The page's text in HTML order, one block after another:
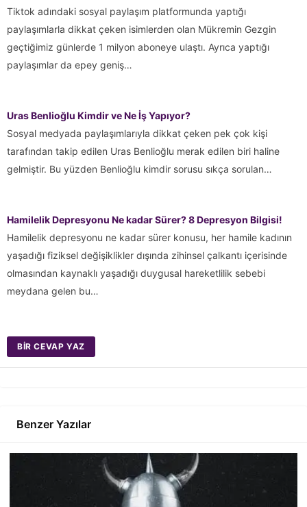
Tiktok adındaki sosyal paylaşım platformunda yaptığı
paylaşımlarla dikkat çeken isimlerden olan Mükremin Gezgin
geçtiğimiz günlerde 1 milyon aboneye ulaştı. Ayrıca yaptığı
paylaşımlar da epey geniş…
Uras Benlioğlu Kimdir ve Ne İş Yapıyor?
Sosyal medyada paylaşımlarıyla dikkat çeken pek çok kişi
tarafından takip edilen Uras Benlioğlu merak edilen biri haline
gelmiştir. Bu yüzden Benlioğlu kimdir sorusu sıkça sorulan…
Hamilelik Depresyonu Ne kadar Sürer? 8 Depresyon Bilgisi!
Hamilelik depresyonu ne kadar sürer konusu, her hamile kadının
yaşadığı fiziksel değişiklikler dışında zihinsel çalkantı içerisinde
olmasından kaynaklı yaşadığı duygusal hareketlilik sebebi
meydana gelen bu…
BIR CEVAP YAZ
Benzer Yazılar